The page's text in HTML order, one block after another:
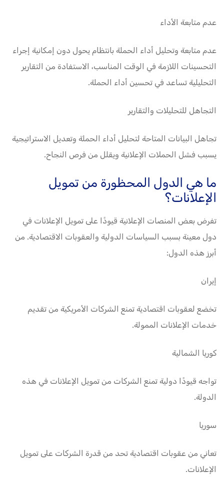
عدم متابعة الأداء
عدم متابعة وتحليل أداء الحملة بانتظام يحول دون إمكانية إجراء
التحسينات اللازمة في الوقت المناسب، الاستفادة من التقارير
التحليلية تساعد في تحسين أداء الحملة.
التجاهل للتحليلات والتقارير
تجاهل البيانات المتاحة لتحليل أداء الحملة وتعديل الاستراتيجية
يسبب فشل الحملات الإعلانية ويقلل من فرص النجاح.
ما هي الدول المحظورة من تمويل
الإعلانات؟
تفرض بعض المنصات الإعلانية قيودًا على تمويل الإعلانات في
دول معينة بسبب السياسات الدولية والعقوبات الاقتصادية. من
أبرز هذه الدول:
إيران
تخضع لعقوبات اقتصادية تمنع الشركات الأمريكية من تقديم
خدمات الإعلانات الممولة.
كوريا الشمالية
تواجه قيودًا دولية تمنع الشركات من تمويل الإعلانات في هذه
الدولة.
سوريا
تعاني من عقوبات اقتصادية تحد من قدرة الشركات على تمويل
الإعلانات.